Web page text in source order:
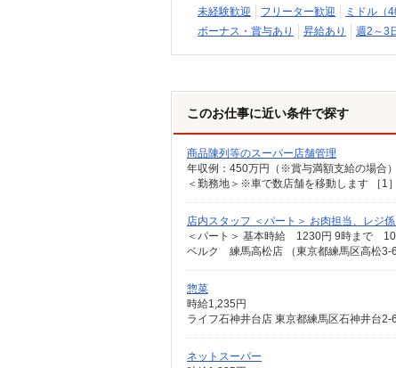
未経験歓迎
フリーター歓迎 ミドル（
ボーナス・賞与あり
昇給あり 週2～3
このお仕事に近い条件で探す
商品陳列等のスーパー店舗管理
店内スタッフ ＜パート＞ お肉担当、レジ
ベルク 練馬高松店 （東京都練馬区高松3-
惣菜
時給1,235円
ライフ石神井台店 東京都練馬区石神井台2-
ネットスーパー